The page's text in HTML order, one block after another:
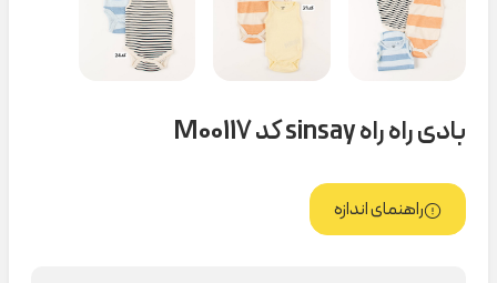
بادی راه راه sinsay کد M00117
راهنمای اندازه